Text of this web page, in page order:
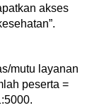
akses
mutu layanan
peserta =